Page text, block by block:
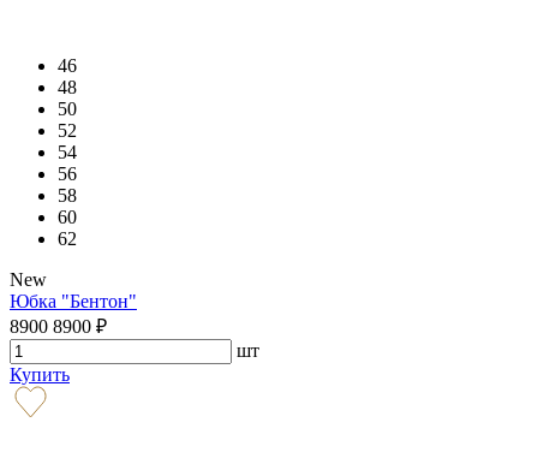
46
48
50
52
54
56
58
60
62
New
Юбка "Бентон"
8900 8900 ₽
шт
Купить